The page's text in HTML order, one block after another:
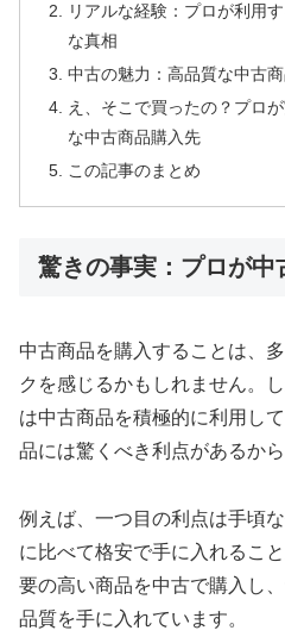
リアルな経験：プロが利用
な真相
中古の魅力：高品質な中古
え、そこで買ったの？プロ
な中古商品購入先
この記事のまとめ
驚きの事実：プロが中
中古商品を購入することは、
クを感じるかもしれません。
は中古商品を積極的に利用し
品には驚くべき利点があるから
例えば、一つ目の利点は手頃
に比べて格安で手に入れるこ
要の高い商品を中古で購入し
品質を手に入れています。